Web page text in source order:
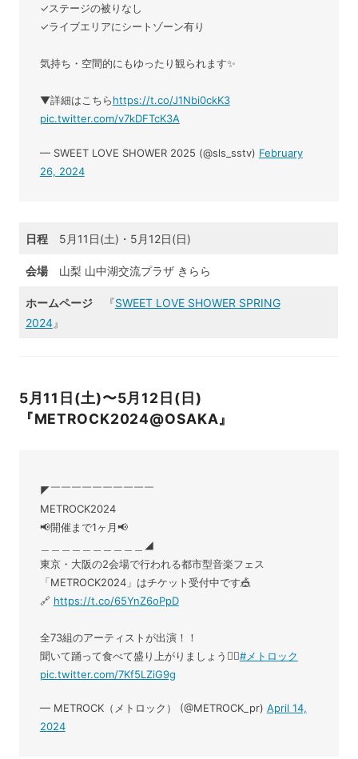
✓ステージの被りなし
✓ライブエリアにシートゾーン有り
気持ち・空間的にもゆったり観られます✨
▼詳細はこちらhttps://t.co/J1Nbi0ckK3
pic.twitter.com/v7kDFTcK3A
— SWEET LOVE SHOWER 2025 (@sls_sstv) February
26, 2024
日程5月11日(土)・5月12日(日)
会場山梨 山中湖交流プラザ きらら
ホームページ『SWEET LOVE SHOWER SPRING
2024』
5月11日(土)〜5月12日(日)
『METROCK2024@OSAKA』
◤￣￣￣￣￣￣￣￣￣￣
METROCK2024
📢開催まで1ヶ月📢
＿＿＿＿＿＿＿＿＿＿◢
東京・大阪の2会場で行われる都市型音楽フェス
「METROCK2024」はチケット受付中です🎪
🔗 https://t.co/65YnZ6oPpD
全73組のアーティストが出演！！
聞いて踊って食べて盛り上がりましょう❤️‍🔥#メトロック
pic.twitter.com/7Kf5LZiG9g
— METROCK（メトロック） (@METROCK_pr) April 14,
2024